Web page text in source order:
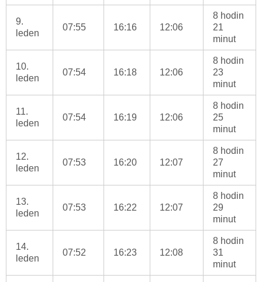
9.
leden
07:55 16:16 12:06
8 hodin
21
minut
10.
leden
07:54 16:18 12:06
8 hodin
23
minut
11.
leden
07:54 16:19 12:06
8 hodin
25
minut
12.
leden
07:53 16:20 12:07
8 hodin
27
minut
13.
leden
07:53 16:22 12:07
8 hodin
29
minut
14.
leden
07:52 16:23 12:08
8 hodin
31
minut